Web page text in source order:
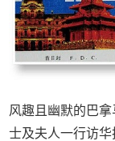
风趣且幽默的巴
士及夫人一行访华